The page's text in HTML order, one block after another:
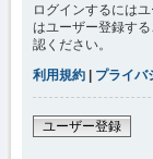
ログインするには
はユーザー登録す
認ください。
利用規約 | プライバ
ユーザー登録